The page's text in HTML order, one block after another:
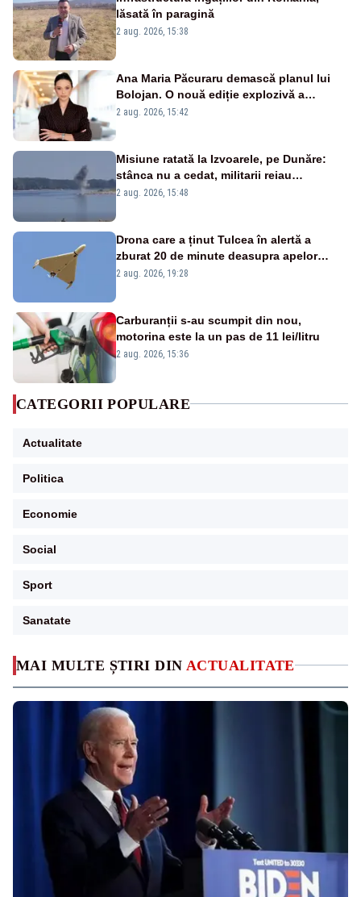
MAI MULTE ȘTIRI DIN ACTUALITATE
lăsată în paragină
2 aug. 2026, 15:38
Ana Maria Păcuraru demască planul lui
Bolojan. O nouă ediție explozivă a
emisiunii „Miza Zilei” la Realitatea PLUS
2 aug. 2026, 15:42
Misiune ratată la Izvoarele, pe Dunăre:
stânca nu a cedat, militarii reiau
detonările luni – VIDEO
2 aug. 2026, 15:48
Drona care a ținut Tulcea în alertă a
zburat 20 de minute deasupra apelor
României. Au fost ridicate două F-16
2 aug. 2026, 19:28
Carburanții s-au scumpit din nou,
motorina este la un pas de 11 lei/litru
2 aug. 2026, 15:36
CATEGORII POPULARE
Actualitate
Politica
Economie
Social
Sport
Sanatate